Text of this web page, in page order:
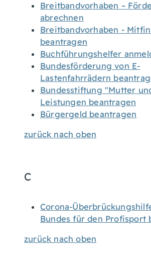
Breitbandvorhaben –
abrechnen
Breitbandvorhaben -
beantragen
Buchführungshelfer
Bundesförderung von E-
Lastenfahrrädern
Bundesstiftung "Mutter
Leistungen beantragen
Bürgergeld beantragen
zurück nach oben
C
Corona-
Bundes für den Profisport
zurück nach oben